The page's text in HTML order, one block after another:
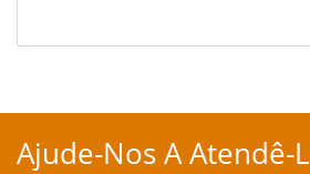
Ajude-Nos A Atendê-